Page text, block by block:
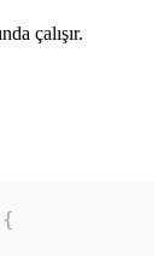
çalışır.